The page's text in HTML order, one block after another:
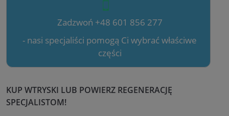
Zadzwoń +48 601 856 277
- nasi specjaliści pomogą Ci wybrać właściwe
części
KUP WTRYSKI LUB POWIERZ REGENERACJĘ
SPECJALISTOM!